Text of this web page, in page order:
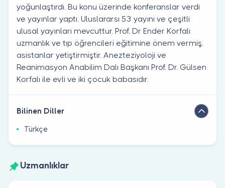
yoğunlaştırdı. Bu konu üzerinde konferanslar verdi
ve yayınlar yaptı. Uluslararsı 53 yayını ve çeşitli
ulusal yayınları mevcuttur. Prof. Dr Ender Korfalı
uzmanlık ve tıp öğrencileri eğitimine önem vermiş,
asistanlar yetiştirmiştir. Anezteziyoloji ve
Reanimasyon Anabilim Dalı Başkanı Prof. Dr. Gülsen
Korfalı ile evli ve iki çocuk babasıdır.
Bilinen Diller
Türkçe
Uzmanlıklar